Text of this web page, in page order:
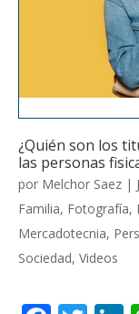
¿Quién son los
las personas
por Melchor Saez |
Familia, Fotografía,
Mercadotecnia,
Sociedad, Videos